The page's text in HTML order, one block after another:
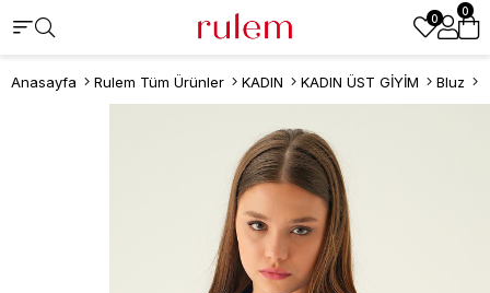
0
0
Anasayfa Rulem Tüm Ürünler KADIN KADIN ÜST GİYİM Bluz